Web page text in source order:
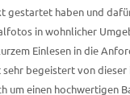
gestartet haben und
in wohnlicher
Einlesen in die
sehr begeistert von
um einen hochwertigen